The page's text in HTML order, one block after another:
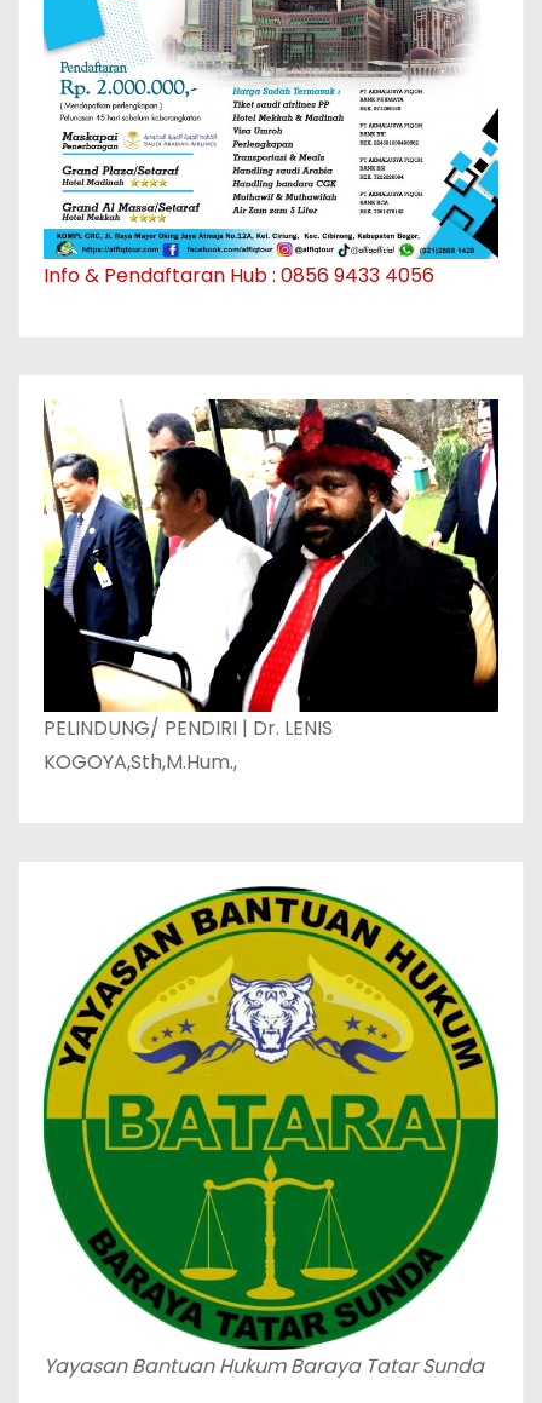
Info & Pendaftaran Hub : 0856 9433 4056
PELINDUNG/ PENDIRI | Dr. LENIS
KOGOYA,Sth,M.Hum.,
Yayasan Bantuan Hukum Baraya Tatar Sunda